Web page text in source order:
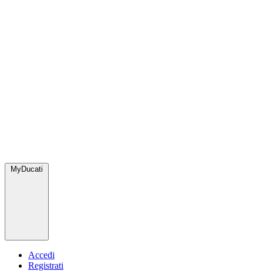
MyDucati
Accedi
Registrati